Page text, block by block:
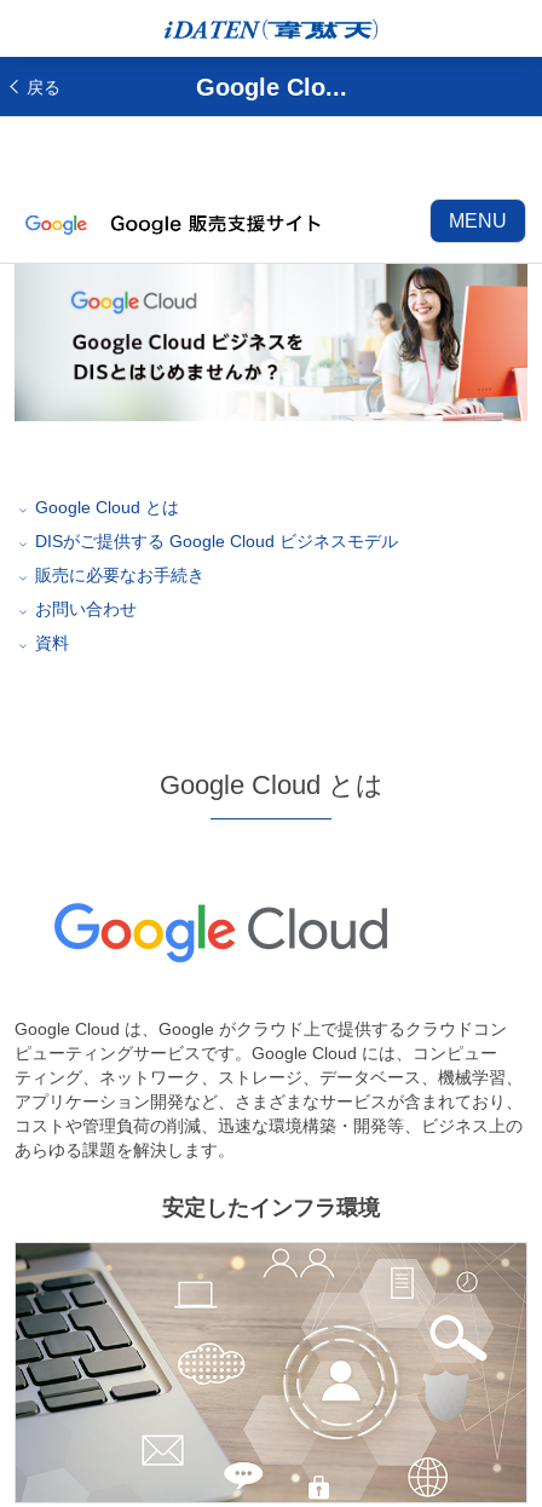
戻る Google Clo...
MENU
Google Cloud とは
DISがご提供する Google Cloud ビジネスモデル
販売に必要なお手続き
お問い合わせ
資料
Google Cloud とは
Google Cloud は、Google がクラウド上で提供するクラウドコン
ピューティングサービスです。Google Cloud には、コンピュー
ティング、ネットワーク、ストレージ、データベース、機械学習、
アプリケーション開発など、さまざまなサービスが含まれており、
コストや管理負荷の削減、迅速な環境構築・開発等、ビジネス上の
あらゆる課題を解決します。
安定したインフラ環境